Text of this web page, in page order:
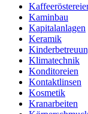
Kaminbau
Kapitalanlagen
Keramik
Klimatechnik
Konditoreien
Kontaktlinsen
Kosmetik
Kranarbeiten